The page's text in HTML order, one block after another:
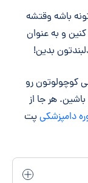
باشه وقتشه
و به عنوان
بدین!
کوچولوتون رو
هر جا از
دامپزشکیپت